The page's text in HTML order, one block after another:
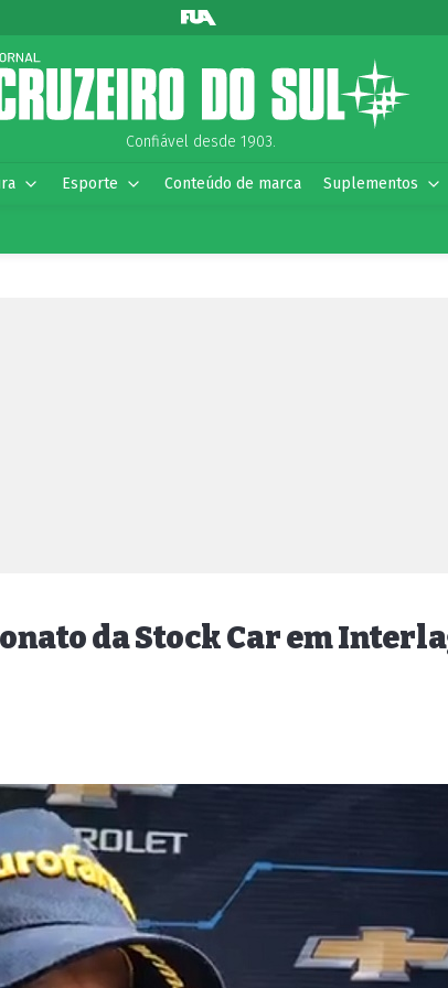
Confiável desde 1903.
Esporte Conteúdo de marca Suplementos
da Stock Car em